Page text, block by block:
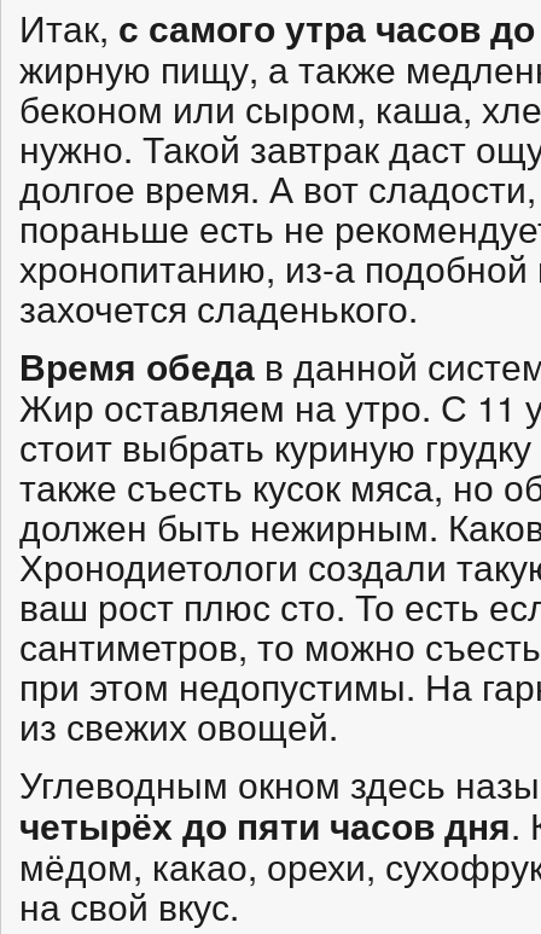
Итак, с самого утра часов
жирную пищу, а также
беконом или сыром, каша,
нужно. Такой завтрак даст
долгое время. А вот
пораньше есть не
хронопитанию, из-а
захочется сладенького.
Время обеда в данной
Жир оставляем на утро. С 11
стоит выбрать куриную
также съесть кусок мяса, но
должен быть нежирным.
Хронодиетологи создали
ваш рост плюс сто. То есть
сантиметров, то можно
при этом недопустимы. На
из свежих овощей.
Углеводным окном здесь
четырёх до пяти часов дня.
мёдом, какао, орехи,
на свой вкус.